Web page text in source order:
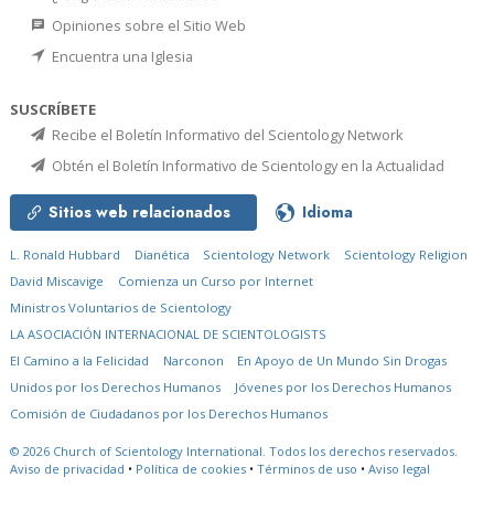
Opiniones sobre el Sitio Web
Encuentra una Iglesia
SUSCRÍBETE
Recibe el Boletín Informativo del Scientology Network
Obtén el Boletín Informativo de Scientology en la Actualidad
Sitios web relacionados Idioma
L. Ronald Hubbard Dianética Scientology Network
Scientology Religion
David Miscavige
Comienza un Curso por Internet
Ministros Voluntarios de Scientology
LA ASOCIACIÓN INTERNACIONAL DE SCIENTOLOGISTS
El Camino a la Felicidad
Narconon
En Apoyo de Un Mundo Sin Drogas
Unidos por los Derechos Humanos
Jóvenes por los Derechos Humanos
Comisión de Ciudadanos por los Derechos Humanos
© 2026 Church of Scientology International. Todos los derechos reservados.
Aviso de privacidad • Política de cookies • Términos de uso • Aviso legal